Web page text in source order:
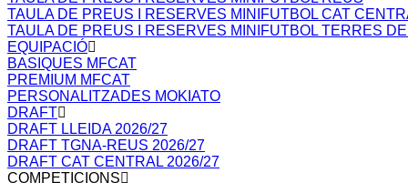
TAULA DE PREUS I RESERVES MINIFUTBOL CAT
TAULA DE PREUS I RESERVES MINIFUTBOL TERRES DE
EQUIPACIÓ
BASIQUES MFCAT
PREMIUM MFCAT
PERSONALITZADES MOKIATO
DRAFT
DRAFT LLEIDA 2026/27
DRAFT TGNA-REUS 2026/27
DRAFT CAT CENTRAL 2026/27
COMPETICIONS